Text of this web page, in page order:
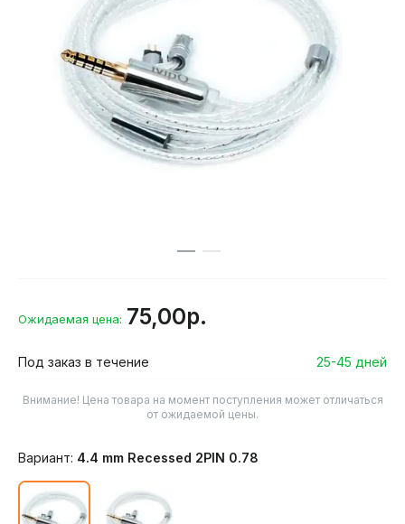
Ожидаемая цена: 75,00р.
Под заказ в течение 25-45 дней
Внимание! Цена товара на момент поступления может отличаться
от ожидаемой цены.
Вариант: 4.4 mm Recessed 2PIN 0.78